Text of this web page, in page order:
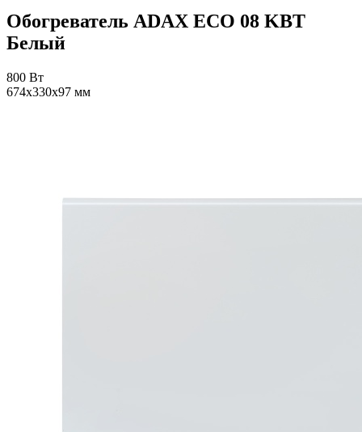
Обогреватель ADAX ECO 08 KBT
Белый
800 Вт
674x330x97 мм